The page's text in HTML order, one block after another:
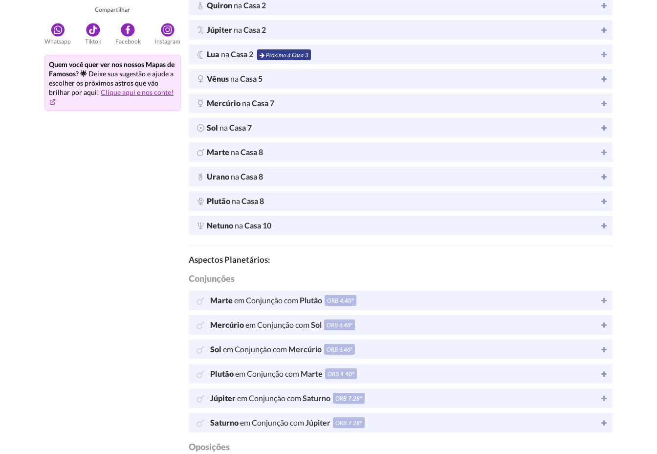
Compartilhar
Whatsapp Tiktok Facebook Instagram
Quem você quer ver nos nossos Mapas de
Famosos? 🌟 Deixe sua sugestão e ajude a
escolher os próximos astros que vão
brilhar por aqui! Clique aqui e nos conte!
Quiron naCasa 2
Júpiter naCasa 2
Lua naCasa 2 Próximo à Casa 3
Vênus naCasa 5
Mercúrio naCasa 7
Sol naCasa 7
Marte naCasa 8
Urano naCasa 8
Plutão naCasa 8
Netuno naCasa 10
Aspectos Planetários:
Conjunções
Marteem Conjunção com Plutão ORB4.40°
Mercúrioem Conjunção comSol ORB6.46°
Sol em Conjunção com Mercúrio ORB6.46°
Plutãoem Conjunção com Marte ORB4.40°
Júpiterem Conjunção comSaturno ORB 7.28°
Saturnoem Conjunção comJúpiter ORB 7.28°
Oposições